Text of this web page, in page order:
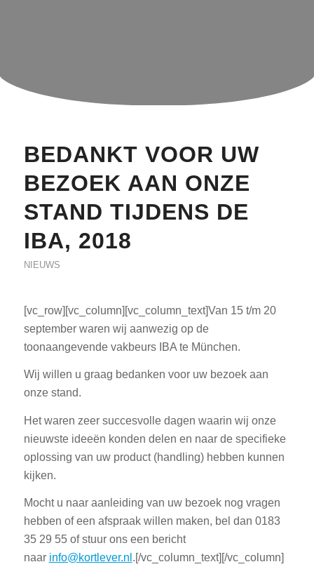
BEDANKT VOOR UW
BEZOEK AAN ONZE
STAND TIJDENS DE
IBA, 2018
NIEUWS
[vc_row][vc_column][vc_column_text]Van 15 t/m 20
september waren wij aanwezig op de
toonaangevende vakbeurs IBA te München.
Wij willen u graag bedanken voor uw bezoek aan
onze stand.
Het waren zeer succesvolle dagen waarin wij onze
nieuwste ideeën konden delen en naar de specifieke
oplossing van uw product (handling) hebben kunnen
kijken.
Mocht u naar aanleiding van uw bezoek nog vragen
hebben of een afspraak willen maken, bel dan 0183
35 29 55 of stuur ons een bericht
naar info@kortlever.nl .[/vc_column_text][/vc_column]